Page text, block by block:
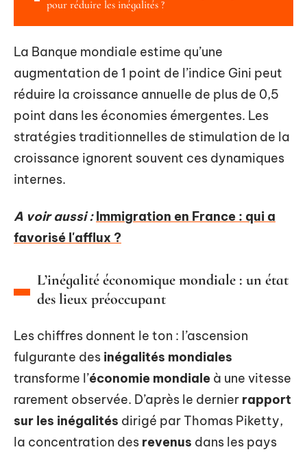
pour réduire les inégalités ?
La Banque mondiale estime qu’une
augmentation de 1 point de l’indice Gini peut
réduire la croissance annuelle de plus de 0,5
point dans les économies émergentes. Les
stratégies traditionnelles de stimulation de la
croissance ignorent souvent ces dynamiques
internes.
A voir aussi : Immigration en France : qui a
favorisé l'afflux ?
L’inégalité économique mondiale : un état
des lieux préoccupant
Les chiffres donnent le ton : l’ascension
fulgurante des inégalités mondiales
transforme l’économie mondiale à une vitesse
rarement observée. D’après le dernier rapport
sur les inégalités dirigé par Thomas Piketty,
la concentration des revenus dans les pays